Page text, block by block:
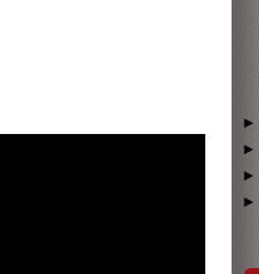
►
►
►
►